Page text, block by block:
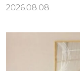
2026.08.08.